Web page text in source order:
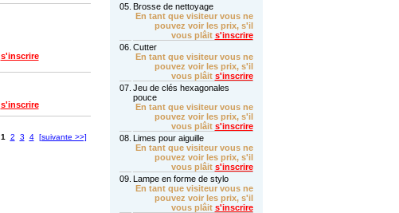
s'inscrire
s'inscrire
1 2 3 4 [suivante >>]
05. Brosse de nettoyage
En tant que visiteur vous ne
pouvez voir les prix, s'il
vous plâit s'inscrire
06. Cutter
En tant que visiteur vous ne
pouvez voir les prix, s'il
vous plâit s'inscrire
07. Jeu de clés hexagonales
pouce
En tant que visiteur vous ne
pouvez voir les prix, s'il
vous plâit s'inscrire
08. Limes pour aiguille
En tant que visiteur vous ne
pouvez voir les prix, s'il
vous plâit s'inscrire
09. Lampe en forme de stylo
En tant que visiteur vous ne
pouvez voir les prix, s'il
vous plâit s'inscrire